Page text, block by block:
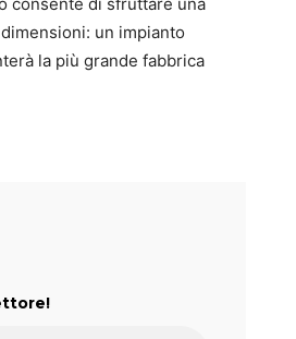
un impianto
la più grande fabbrica